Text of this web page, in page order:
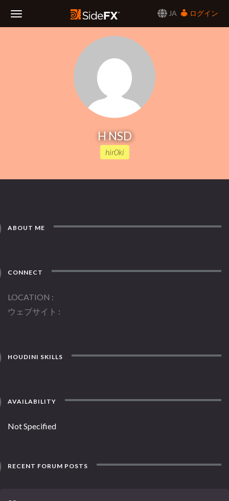
JA
ログイン
H NSD
hir0ki
ABOUT ME
CONNECT
LOCATION
ウェブサイト
HOUDINI SKILLS
AVAILABILITY
Not Specified
RECENT FORUM POSTS